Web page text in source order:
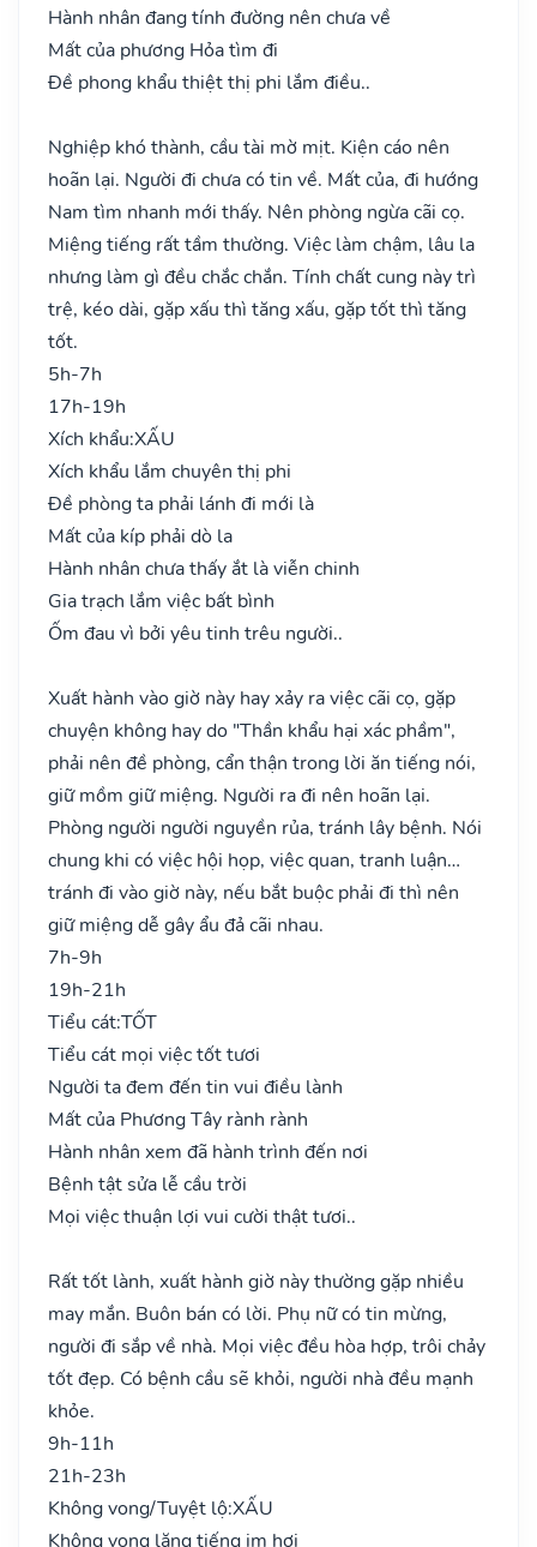
Hành nhân đang tính đường nên chưa về
Mất của phương Hỏa tìm đi
Đề phong khẩu thiệt thị phi lắm điều..
Nghiệp khó thành, cầu tài mờ mịt. Kiện cáo nên
hoãn lại. Người đi chưa có tin về. Mất của, đi hướng
Nam tìm nhanh mới thấy. Nên phòng ngừa cãi cọ.
Miệng tiếng rất tầm thường. Việc làm chậm, lâu la
nhưng làm gì đều chắc chắn. Tính chất cung này trì
trệ, kéo dài, gặp xấu thì tăng xấu, gặp tốt thì tăng
tốt.
5h-7h
17h-19h
Xích khẩu:XẤU
Xích khẩu lắm chuyên thị phi
Đề phòng ta phải lánh đi mới là
Mất của kíp phải dò la
Hành nhân chưa thấy ắt là viễn chinh
Gia trạch lắm việc bất bình
Ốm đau vì bởi yêu tinh trêu người..
Xuất hành vào giờ này hay xảy ra việc cãi cọ, gặp
chuyện không hay do "Thần khẩu hại xác phầm",
phải nên đề phòng, cẩn thận trong lời ăn tiếng nói,
giữ mồm giữ miệng. Người ra đi nên hoãn lại.
Phòng người người nguyền rủa, tránh lây bệnh. Nói
chung khi có việc hội họp, việc quan, tranh luận…
tránh đi vào giờ này, nếu bắt buộc phải đi thì nên
giữ miệng dễ gây ẩu đả cãi nhau.
7h-9h
19h-21h
Tiểu cát:TỐT
Tiểu cát mọi việc tốt tươi
Người ta đem đến tin vui điều lành
Mất của Phương Tây rành rành
Hành nhân xem đã hành trình đến nơi
Bệnh tật sửa lễ cầu trời
Mọi việc thuận lợi vui cười thật tươi..
Rất tốt lành, xuất hành giờ này thường gặp nhiều
may mắn. Buôn bán có lời. Phụ nữ có tin mừng,
người đi sắp về nhà. Mọi việc đều hòa hợp, trôi chảy
tốt đẹp. Có bệnh cầu sẽ khỏi, người nhà đều mạnh
khỏe.
9h-11h
21h-23h
Không vong/Tuyệt lộ:XẤU
Không vong lặng tiếng im hơi